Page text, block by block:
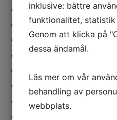
Priser Pendel
⌀ 10 cm 4 500 sek
⌀ 13 cm 5 250 sek
⌀ 15 cm 6 125 sek
⌀ 30,5 cm 10 000 sek
inklusive: bättre
funktionalitet,
Genom att klicka på
dessa ändamål.
Läs mer om vår
behandling av
webbplats.